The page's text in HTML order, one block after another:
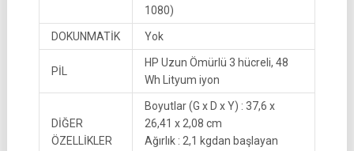
1080)
DOKUNMATİK Yok
PİL
HP Uzun Ömürlü 3 hücreli, 48
Wh Lityum iyon
DİĞER
ÖZELLİKLER
Boyutlar (G x D x Y) : 37,6 x
26,41 x 2,08 cm
Ağırlık : 2,1 kgdan başlayan